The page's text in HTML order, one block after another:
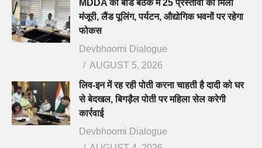
MDDA की बोर्ड बैठक में 25 प्रस्तावों को मिली
मंजूरी, लैंड पूलिंग, पर्यटन, औद्योगिक भवनों पर रहेगा
फोकस
Devbhoomi Dialogue
AUGUST 5, 2026
लिव-इन में रह रही पोती करना चाहती है दादी को घर
से बेदखल, बिगड़ैल पोती पर महिला सेल करेगी
कार्रवाई
Devbhoomi Dialogue